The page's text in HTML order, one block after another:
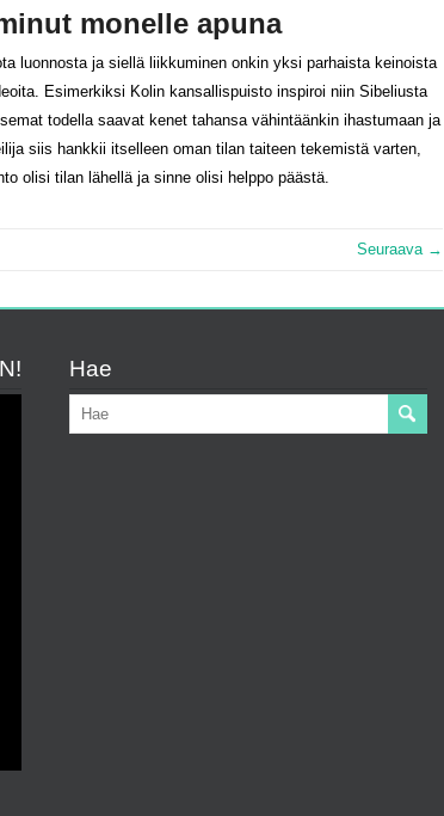
monelle apuna
luonnosta ja siellä liikkuminen onkin yksi parhaista keinoista
Esimerkiksi Kolin kansallispuisto inspiroi niin Sibeliusta
todella saavat kenet tahansa vähintäänkin ihastumaan ja
siis hankkii itselleen oman tilan taiteen tekemistä varten,
olisi tilan lähellä ja sinne olisi helppo päästä.
Seuraava →
Hae